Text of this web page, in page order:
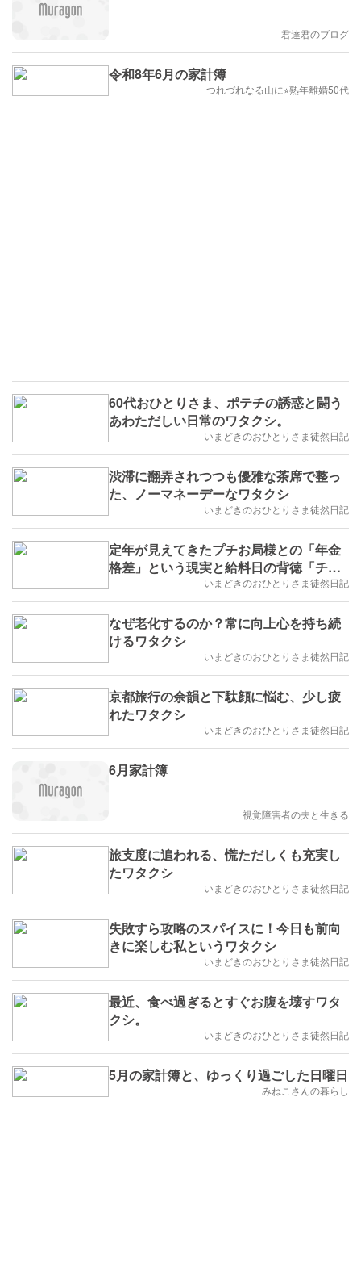
君達君のブログ
令和8年6月の家計簿
つれづれなる山に⭐︎熟年離婚50代
60代おひとりさま、ポテチの誘惑と闘う
あわただしい日常のワタクシ。
いまどきのおひとりさま徒然日記
渋滞に翻弄されつつも優雅な茶席で整っ
た、ノーマネーデーなワタクシ
いまどきのおひとりさま徒然日記
定年が見えてきたプチお局様との「年金
格差」という現実と給料日の背徳「チー
トデー」を楽しむワタクシ。いまどきのおひとりさま徒然日記
なぜ老化するのか？常に向上心を持ち続
けるワタクシ
いまどきのおひとりさま徒然日記
京都旅行の余韻と下駄顔に悩む、少し疲
れたワタクシ
いまどきのおひとりさま徒然日記
6月家計簿
視覚障害者の夫と生きる
旅支度に追われる、慌ただしくも充実し
たワタクシ
いまどきのおひとりさま徒然日記
失敗すら攻略のスパイスに！今日も前向
きに楽しむ私というワタクシ
いまどきのおひとりさま徒然日記
最近、食べ過ぎるとすぐお腹を壊すワタ
クシ。
いまどきのおひとりさま徒然日記
5月の家計簿と、ゆっくり過ごした日曜日
みねこさんの暮らし